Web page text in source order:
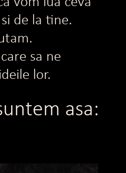
de la tine.
sa ne
lor.
asa: